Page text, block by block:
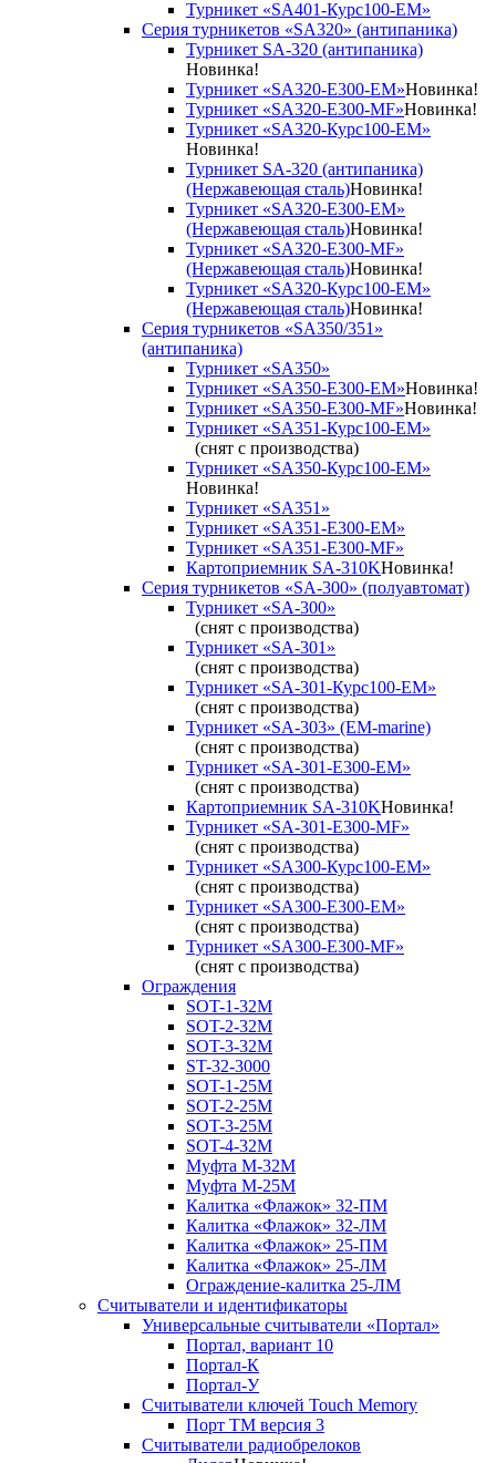
Турникет «SA401-Курс100-EM»
Серия турникетов «SA320» (антипаника)
Турникет SA-320 (антипаника)
Новинка!
Турникет «SA320-Е300-EM»Новинка!
Турникет «SA320-Е300-MF»Новинка!
Турникет «SA320-Курс100-EM»
Новинка!
Турникет SA-320 (антипаника)
(Нержавеющая сталь)Новинка!
Турникет «SA320-Е300-EM»
(Нержавеющая сталь)Новинка!
Турникет «SA320-Е300-MF»
(Нержавеющая сталь)Новинка!
Турникет «SA320-Курс100-EM»
(Нержавеющая сталь)Новинка!
Серия турникетов «SA350/351»
(антипаника)
Турникет «SA350»
Турникет «SA350-Е300-EM»Новинка!
Турникет «SA350-Е300-MF»Новинка!
Турникет «SA351-Курс100-ЕМ»
(снят с производства)
Турникет «SA350-Курс100-EM»
Новинка!
Турникет «SA351»
Турникет «SA351-Е300-ЕМ»
Турникет «SA351-Е300-MF»
Картоприемник SA-310KНовинка!
Серия турникетов «SA-300» (полуавтомат)
Турникет «SA-300»
(снят с производства)
Турникет «SA-301»
(снят с производства)
Турникет «SA-301-Курс100-ЕМ»
(снят с производства)
Турникет «SA-303» (EM-marine)
(снят с производства)
Турникет «SA-301-Е300-ЕМ»
(снят с производства)
Картоприемник SA-310KНовинка!
Турникет «SA-301-Е300-MF»
(снят с производства)
Турникет «SA300-Курс100-ЕМ»
(снят с производства)
Турникет «SA300-Е300-EM»
(снят с производства)
Турникет «SA300-Е300-MF»
(снят с производства)
Ограждения
SOT-1-32М
SOT-2-32М
SOT-3-32М
ST-32-3000
SOT-1-25М
SOT-2-25М
SOT-3-25М
SOT-4-32M
Муфта M-32М
Муфта M-25М
Калитка «Флажок» 32-ПМ
Калитка «Флажок» 32-ЛМ
Калитка «Флажок» 25-ПМ
Калитка «Флажок» 25-ЛМ
Ограждение-калитка 25-ЛМ
Считыватели и идентификаторы
Универсальные считыватели «Портал»
Портал, вариант 10
Портал-К
Портал-У
Считыватели ключей Touch Memory
Порт TM версия 3
Считыватели радиобрелоков